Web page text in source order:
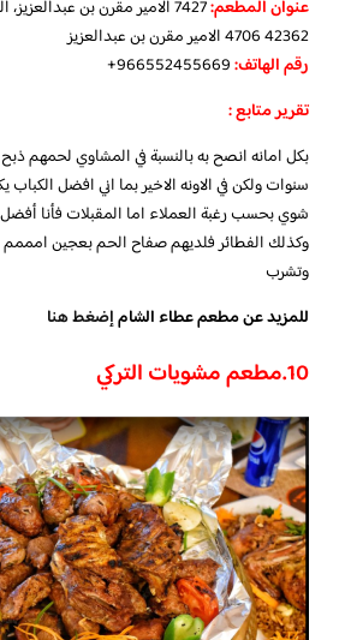
عنوان المطعم:
7427 الامير مقرن بن
42362 4706 الامير مقرن بن عبدالعزيز
رقم الهاتف:
تقرير متابع :
بكل امانه انصح به بالنسبة في المشاوي لحمهم
سنوات ولكن في الاونه الاخير بما اني افضل
شوي بحسب رغبة العملاء اما المقبلات فأنا
وكذلك الفطائر فلديهم صفاح الحم بعجين
وتشرب
للمزيد عن مطعم عطاء الشامإضغط هنا
10.مطعم مشويات التركي